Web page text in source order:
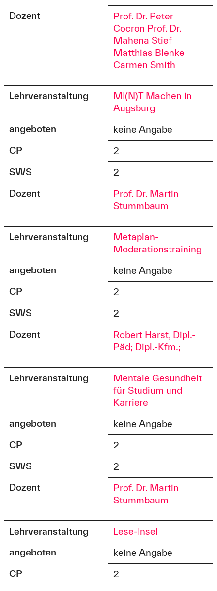
Dozent
Prof. Dr. Peter
Cocron Prof. Dr.
Mahena Stief
Matthias Blenke
Carmen Smith
Lehrveranstaltung
MI(N)T Machen in
Augsburg
angeboten
keine Angabe
CP
2
SWS
2
Dozent
Prof. Dr. Martin
Stummbaum
Lehrveranstaltung
Metaplan-
Moderationstraining
angeboten
keine Angabe
CP
2
SWS
2
Dozent
Robert Harst, Dipl.-
Päd; Dipl.-Kfm.;
Lehrveranstaltung
Mentale Gesundheit
für Studium und
Karriere
angeboten
keine Angabe
CP
2
SWS
2
Dozent
Prof. Dr. Martin
Stummbaum
Lehrveranstaltung
Lese-Insel
angeboten
keine Angabe
CP
2